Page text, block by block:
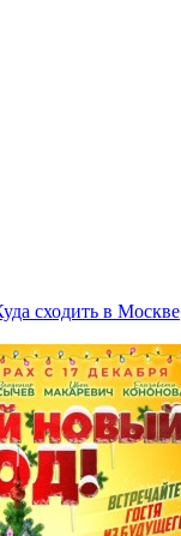
сходить в Москве